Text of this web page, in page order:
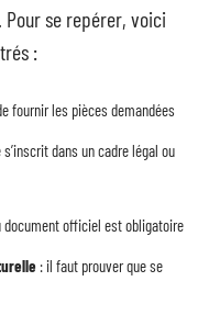
se repérer, voici
:
fournir les pièces demandées
s’inscrit dans un cadre légal ou
document officiel est obligatoire
: il faut prouver que se